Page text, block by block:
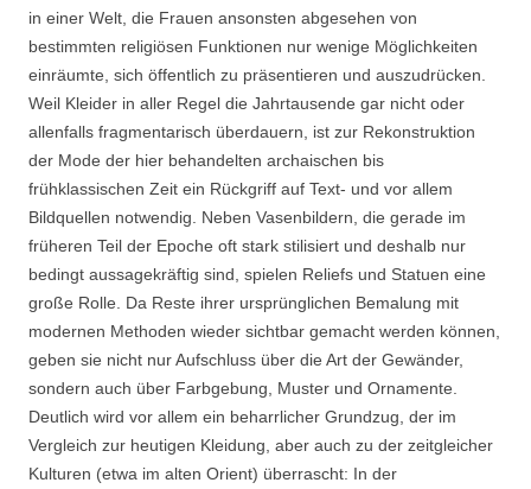
in einer Welt, die Frauen ansonsten abgesehen von
bestimmten religiösen Funktionen nur wenige Möglichkeiten
einräumte, sich öffentlich zu präsentieren und auszudrücken.
Weil Kleider in aller Regel die Jahrtausende gar nicht oder
allenfalls fragmentarisch überdauern, ist zur Rekonstruktion
der Mode der hier behandelten archaischen bis
frühklassischen Zeit ein Rückgriff auf Text- und vor allem
Bildquellen notwendig. Neben Vasenbildern, die gerade im
früheren Teil der Epoche oft stark stilisiert und deshalb nur
bedingt aussagekräftig sind, spielen Reliefs und Statuen eine
große Rolle. Da Reste ihrer ursprünglichen Bemalung mit
modernen Methoden wieder sichtbar gemacht werden können,
geben sie nicht nur Aufschluss über die Art der Gewänder,
sondern auch über Farbgebung, Muster und Ornamente.
Deutlich wird vor allem ein beharrlicher Grundzug, der im
Vergleich zur heutigen Kleidung, aber auch zu der zeitgleicher
Kulturen (etwa im alten Orient) überrascht: In der